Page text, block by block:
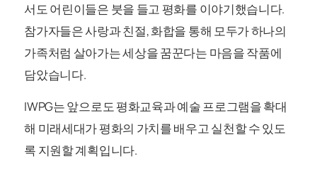
서도 어린이들은 붓을 들고 평화를 이야기했습니다.
참가자들은 사랑과 친절, 화합을 통해 모두가 하나의
가족처럼 살아가는 세상을 꿈꾼다는 마음을 작품에
담았습니다.
IWPG는 앞으로도 평화교육과 예술 프로그램을 확대
해 미래세대가 평화의 가치를 배우고 실천할 수 있도
록 지원할 계획입니다.